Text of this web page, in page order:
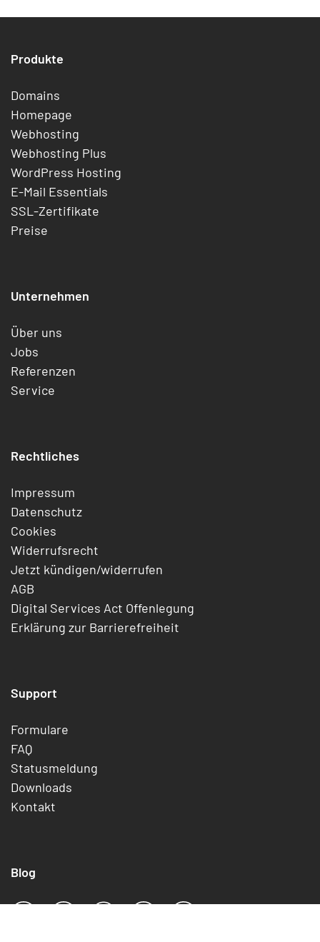
Produkte
Domains
Homepage
Webhosting
Webhosting Plus
WordPress Hosting
E-Mail Essentials
SSL-Zertifikate
Preise
Unternehmen
Über uns
Jobs
Referenzen
Service
Rechtliches
Impressum
Datenschutz
Cookies
Widerrufsrecht
Jetzt kündigen/widerrufen
AGB
Digital Services Act Offenlegung
Erklärung zur Barrierefreiheit
Support
Formulare
FAQ
Statusmeldung
Downloads
Kontakt
Blog
Facebook
X YouTubePinterestLinkedIn